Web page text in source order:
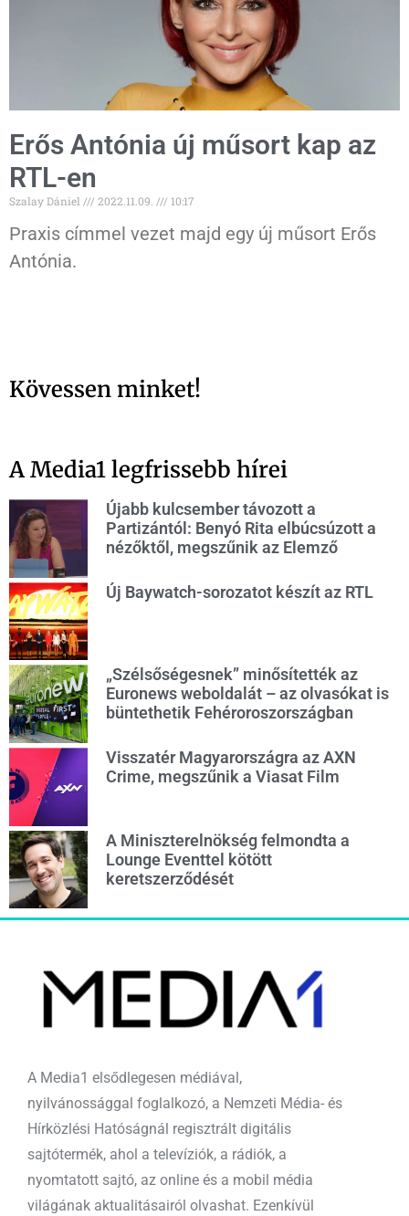
Erős Antónia új műsort kap az
RTL-en
Szalay Dániel 2022.11.09. 10:17
Praxis címmel vezet majd egy új műsort Erős
Antónia.
Kövessen minket!
A Media1 legfrissebb hírei
Újabb kulcsember távozott a
Partizántól: Benyó Rita elbúcsúzott a
nézőktől, megszűnik az Elemző
Új Baywatch-sorozatot készít az RTL
„Szélsőségesnek” minősítették az
Euronews weboldalát – az olvasókat is
büntethetik Fehéroroszországban
Visszatér Magyarországra az AXN
Crime, megszűnik a Viasat Film
A Miniszterelnökség felmondta a
Lounge Eventtel kötött
keretszerződését
A Media1 elsődlegesen médiával,
nyilvánossággal foglalkozó, a Nemzeti Média- és
Hírközlési Hatóságnál regisztrált digitális
sajtótermék, ahol a televíziók, a rádiók, a
nyomtatott sajtó, az online és a mobil média
világának aktualitásairól olvashat. Ezenkívül